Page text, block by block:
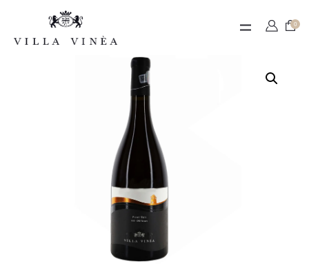
0
Contact
Termeni de utilizare